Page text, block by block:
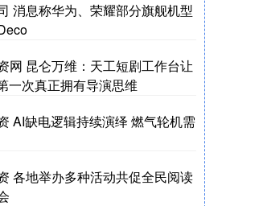
消息称华为、荣耀部分旗舰机型
网 昆仑万维：天工短剧工作台让
一次真正拥有导演思维
AI缺电逻辑持续演绎 燃气轮机需
各地举办多种活动共促全民阅读